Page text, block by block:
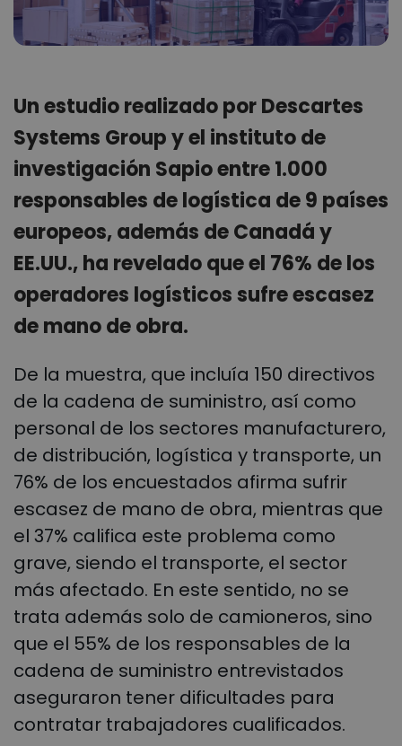
Un estudio realizado por Descartes
Systems Group y el instituto de
investigación Sapio entre 1.000
responsables de logística de 9 países
europeos, además de Canadá y
EE.UU., ha revelado que el 76% de los
operadores logísticos sufre escasez
de mano de obra.
De la muestra, que incluía 150 directivos
de la cadena de suministro, así como
personal de los sectores manufacturero,
de distribución, logística y transporte, un
76% de los encuestados afirma sufrir
escasez de mano de obra, mientras que
el 37% califica este problema como
grave, siendo el transporte, el sector
más afectado. En este sentido, no se
trata además solo de camioneros, sino
que el 55% de los responsables de la
cadena de suministro entrevistados
aseguraron tener dificultades para
contratar trabajadores cualificados.